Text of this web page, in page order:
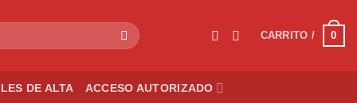
CARRITO / 0
DE ALTA ACCESO AUTORIZADO